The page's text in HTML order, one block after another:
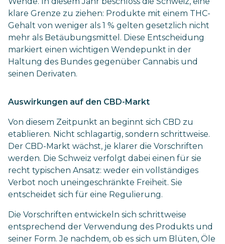
klare Grenze zu ziehen: Produkte mit einem THC-
Gehalt von weniger als 1 % gelten gesetzlich nicht
mehr als Betäubungsmittel. Diese Entscheidung
markiert einen wichtigen Wendepunkt in der
Haltung des Bundes gegenüber Cannabis und
seinen Derivaten.
Auswirkungen auf den CBD-Markt
Von diesem Zeitpunkt an beginnt sich CBD zu
etablieren. Nicht schlagartig, sondern schrittweise.
Der CBD-Markt wächst, je klarer die Vorschriften
werden. Die Schweiz verfolgt dabei einen für sie
recht typischen Ansatz: weder ein vollständiges
Verbot noch uneingeschränkte Freiheit. Sie
entscheidet sich für eine Regulierung.
Die Vorschriften entwickeln sich schrittweise
entsprechend der Verwendung des Produkts und
seiner Form. Je nachdem, ob es sich um Blüten, Öle